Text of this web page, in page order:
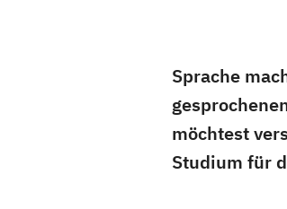
Sprache
möchtest
Studium für